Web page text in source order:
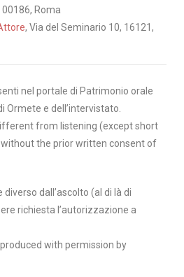
00186, Roma
, Via del Seminario 10, 16121,
nel portale di Patrimonio orale
Ormete e dell’intervistato.
from listening (except short
the prior written consent of
dall’ascolto (al di là di
richiesta l’autorizzazione a
with permission by